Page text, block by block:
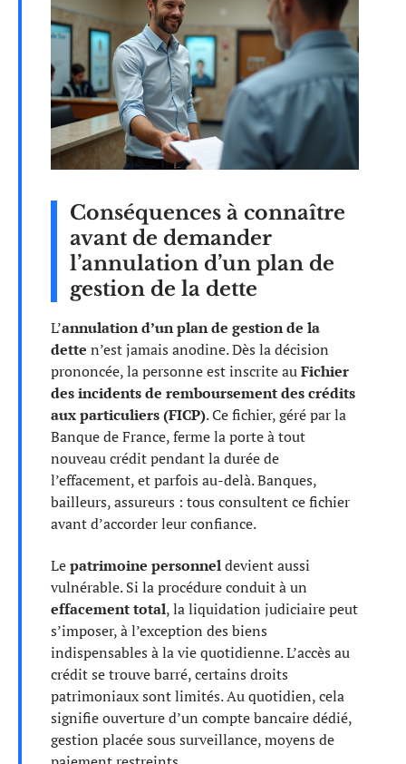
Conséquences à connaître
avant de demander
l’annulation d’un plan de
gestion de la dette
L’annulation d’un plan de gestion de la
dette n’est jamais anodine. Dès la décision
prononcée, la personne est inscrite auFichier
des incidents de remboursement des crédits
aux particuliers (FICP). Ce fichier, géré par la
Banque de France, ferme la porte à tout
nouveau crédit pendant la durée de
l’effacement, et parfois au-delà. Banques,
bailleurs, assureurs : tous consultent ce fichier
avant d’accorder leur confiance.
Lepatrimoine personneldevient aussi
vulnérable. Si la procédure conduit à un
effacement total, la liquidation judiciaire peut
s’imposer, à l’exception des biens
indispensables à la vie quotidienne. L’accès au
crédit se trouve barré, certains droits
patrimoniaux sont limités. Au quotidien, cela
signifie ouverture d’un compte bancaire dédié,
gestion placée sous surveillance, moyens de